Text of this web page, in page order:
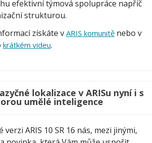
efektivní týmová spolupráce napříč
strukturou.
získáte v ARIS komunitě nebo v
krátkém videu.
lokalizace v ARISu nyní i s
umělé inteligence
verzi ARIS 10 SR 16 nás, mezi jinými,